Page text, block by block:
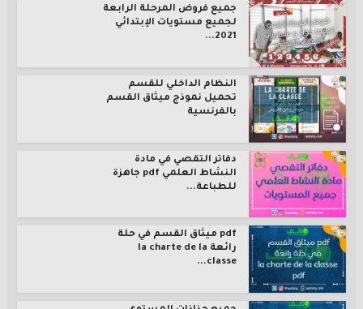
جميع فروض المرحلة الرابعة
لجميع مستويات الإبتدائي
2021...
النظام الداخلي للقسم
تحميل نموذج ميثاق القسم
بالفرنسية
دفاتر التقصي في مادة
النشاط العلمي pdf جاهزة
للطباعة...
pdf ميثاق القسم في حلة
رائعة la charte de la
classe...